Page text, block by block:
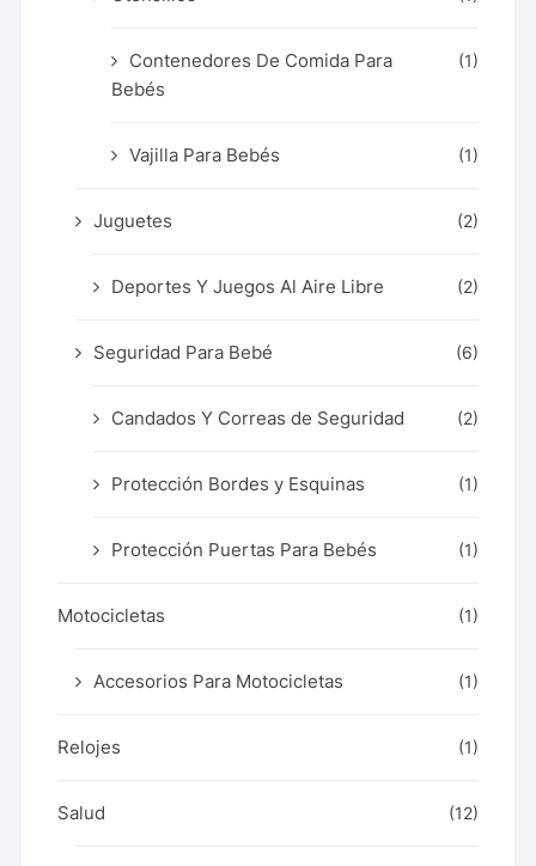
Contenedores De Comida Para
Bebés
(1)
Vajilla Para Bebés (1)
Juguetes (2)
Deportes Y Juegos Al Aire Libre (2)
Seguridad Para Bebé (6)
Candados Y Correas de Seguridad (2)
Protección Bordes y Esquinas (1)
Protección Puertas Para Bebés (1)
Motocicletas (1)
Accesorios Para Motocicletas (1)
Relojes (1)
Salud (12)